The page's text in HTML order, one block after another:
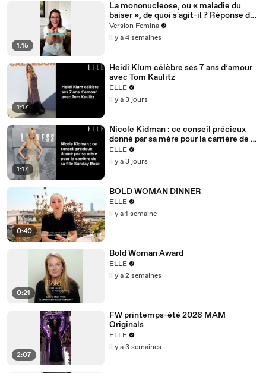
1:15
La mononucleose, ou « maladie du
baiser », de quoi s'agit-il ? Réponse de
notre experte médicale (VIDEO)
Version Femina
il y a 4 semaines
1:17
Heidi Klum célèbre ses 7 ans d’amour
avec Tom Kaulitz
ELLE
il y a 3 jours
1:17
Nicole Kidman : ce conseil précieux
donné par sa mère pour la carrière de sa
fille Sunday Rose
ELLE
il y a 3 jours
0:40
BOLD WOMAN DINNER
ELLE
il y a 1 semaine
0:21
Bold Woman Award
ELLE
il y a 2 semaines
2:07
FW printemps-été 2026 MAM
Originals
ELLE
il y a 3 semaines